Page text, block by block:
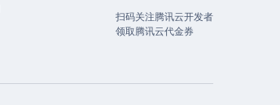
扫码关注腾讯云开发者
领取腾讯云代金券